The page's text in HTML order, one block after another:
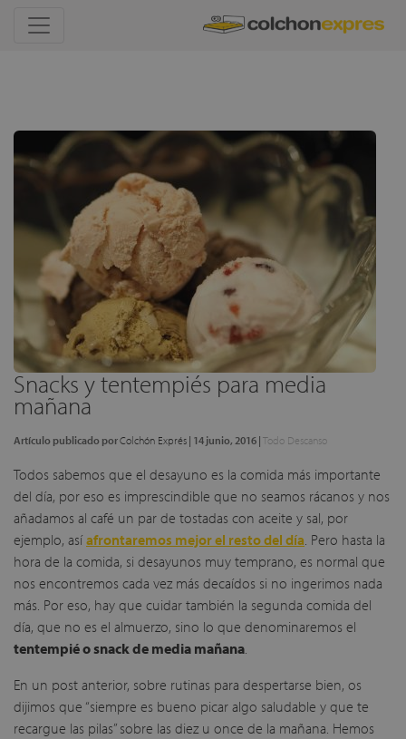
Snacks y tentempiés para media
mañana
Artículo publicado porColchón Exprés | 14 junio, 2016 | Todo Descanso
Todos sabemos que el desayuno es la comida más importante
del día, por eso es imprescindible que no seamos rácanos y nos
añadamos al café un par de tostadas con aceite y sal, por
ejemplo, así afrontaremos mejor el resto del día . Pero hasta la
hora de la comida, si desayunos muy temprano, es normal que
nos encontremos cada vez más decaídos si no ingerimos nada
más. Por eso, hay que cuidar también la segunda comida del
día, que no es el almuerzo, sino lo que denominaremos el
tentempié o snack de media mañana
En un post anterior, sobre rutinas para despertarse bien, os
dijimos que “siempre es bueno picar algo saludable y que te
recargue las pilas” sobre las diez u once de la mañana. Hemos